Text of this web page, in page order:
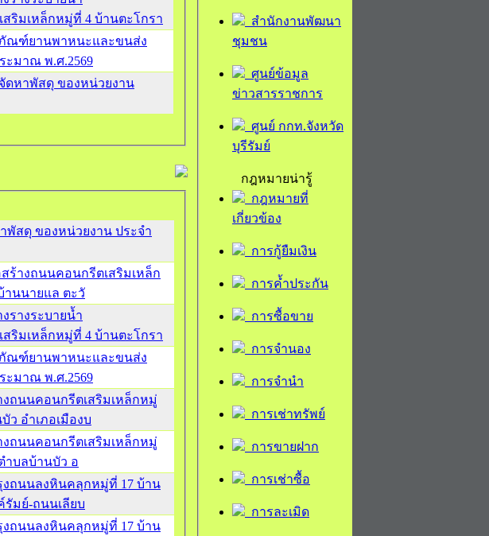
ริมเหล็กหมู่ที่ 4 บ้านตะโกรา
ภัณฑ์ยานพาหนะและขนส่ง
ะมาณ พ.ศ.2569
ดหาพัสดุ ของหน่วยงาน
พัสดุ ของหน่วยงาน ประจำ
ร้างถนนคอนกรีตเสริมเหล็ก
านนายแล ตะวั
รางระบายน้ำ
ริมเหล็กหมู่ที่ 4 บ้านตะโกรา
ภัณฑ์ยานพาหนะและขนส่ง
ะมาณ พ.ศ.2569
ถนนคอนกรีตเสริมเหล็กหมู่
ว อำเภอเมืองบ
ถนนคอนกรีตเสริมเหล็กหมู่
ำบลบ้านบัว อ
งถนนลงหินคลุกหมู่ที่ 17 บ้าน
รัมย์-ถนนเลียบ
งถนนลงหินคลุกหมู่ที่ 17 บ้าน
สำนักงานพัฒนา
ชุมชน
ศูนย์ข้อมูล
ข่าวสารราชการ
ศูนย์ กกท.จังหวัด
บุรีรัมย์
กฎหมายน่ารู้
กฎหมายที่
เกี่ยวข้อง
การกู้ยืมเงิน
การค้ำประกัน
การซื้อขาย
การจำนอง
การจำนำ
การเช่าทรัพย์
การขายฝาก
การเช่าซื้อ
การละเมิด